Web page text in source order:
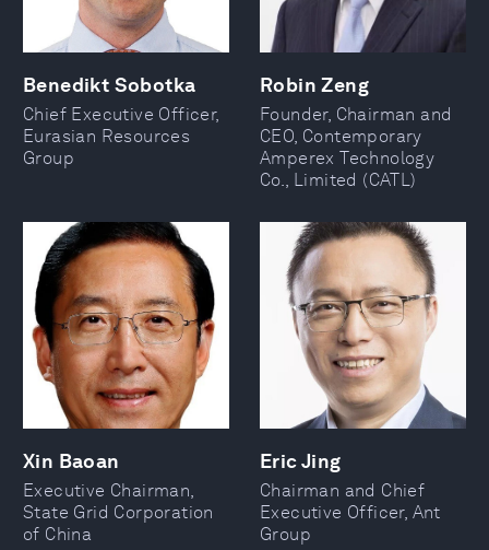
Benedikt Sobotka
Chief Executive Officer,
Eurasian Resources
Group
Robin Zeng
Founder, Chairman and
CEO, Contemporary
Amperex Technology
Co., Limited (CATL)
Xin Baoan
Executive Chairman,
State Grid Corporation
of China
Eric Jing
Chairman and Chief
Executive Officer, Ant
Group